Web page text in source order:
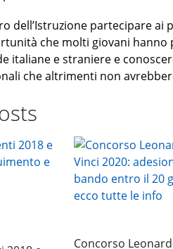
dell’Istruzione partecipare ai
che molti giovani
italiane e straniere e
che altrimenti non
Concorso